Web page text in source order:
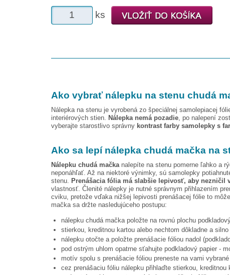
ks
Ako vybrať nálepku na stenu chudá
Nálepka na stenu je vyrobená zo špeciálnej samolepiacej
interiérových stien. Nálepka nemá pozadie , po nalepení
vyberajte starostlivo správny kontrast farby samolepky s
Ako sa lepí nálepka chudá mačka na
Nálepku chudá mačka nalepíte na stenu pomerne ľahko a
neponáhľať. Až na niektoré výnimky, sú samolepky
stenu. Prenášacia fólia má slabšie lepivosť, aby nezničil
vlastnosť. Členité nálepky je nutné správnym přihlazením
cviku, pretože vďaka nižšej lepivosti prenášacej fólie to
mačka sa držte nasledujúceho postupu:
nálepku chudá mačka položte na rovnú plochu
stierkou, kreditnou kartou alebo nechtom dôkladne a
nálepku otočte a položte prenášacie fóliou nadol
pod ostrým uhlom opatrne sťahujte podkladový papier -
motív spolu s prenášacie fóliou preneste na vami
cez prenášaciu fóliu nálepku přihlaďte stierkou, kreditnou